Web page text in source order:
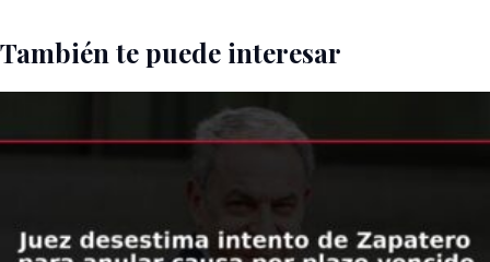
También te puede interesar